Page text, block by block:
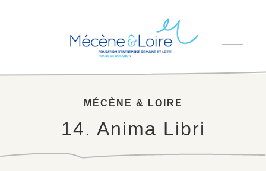
MÉCÈNE & LOIRE
14. Anima Libri